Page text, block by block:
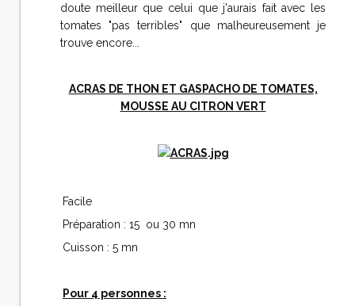
doute meilleur que celui que j'aurais fait avec les
tomates "pas terribles" que malheureusement je
trouve encore...
ACRAS DE THON ET GASPACHO DE TOMATES,
MOUSSE AU CITRON VERT
Facile
Préparation : 15 ou 30 mn
Cuisson : 5 mn
Pour 4 personnes :